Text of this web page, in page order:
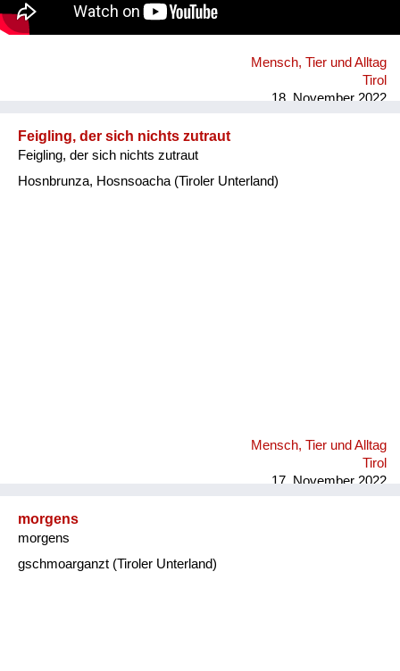
Mensch, Tier und Alltag
Tirol
18. November 2022
Feigling, der sich nichts zutraut
Feigling, der sich nichts zutraut
Hosnbrunza, Hosnsoacha (Tiroler Unterland)
Mensch, Tier und Alltag
Tirol
17. November 2022
morgens
morgens
gschmoarganzt (Tiroler Unterland)